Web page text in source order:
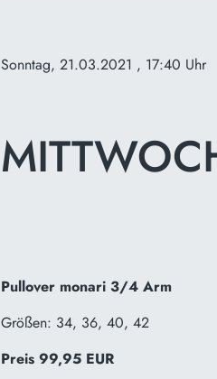
Sonntag, 21.03.2021 , 17:40 Uhr
Pullover monari 3/4 Arm
Größen: 34, 36, 40, 42
Preis 99,95 EUR